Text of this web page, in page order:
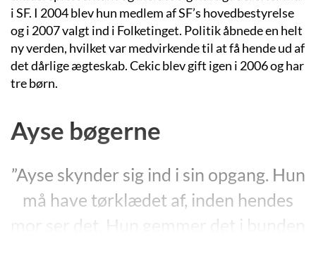
i SF. I 2004 blev hun medlem af SF’s hovedbestyrelse
og i 2007 valgt ind i Folketinget. Politik åbnede en helt
ny verden, hvilket var medvirkende til at få hende ud af
det dårlige ægteskab. Cekic blev gift igen i 2006 og har
tre børn.
Ayse bøgerne
”Ayse skynder sig ind i sin opgang. Hun
må have tørklædet af, inden hendes
mor ser det. Hun gemmer det i bunden